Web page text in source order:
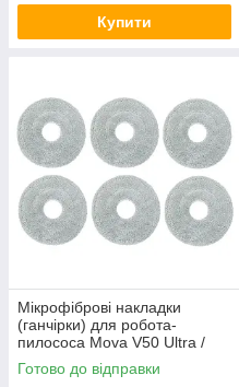
Купити
Мікрофіброві накладки
(ганчірки) для робота-
пилососа Mova V50 Ultra /
MOBIUS 60 ( RLV72LE-1 /
RLV72LE-1-bl / RLV83LE ) 6
Готово до відправки